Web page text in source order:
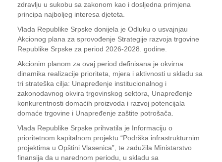
zdravlju u sukobu sa zakonom kao i dosljedna primjena
principa najboljeg interesa djeteta.
Vlada Republike Srpske donijela je Odluku o usvajnjau
Akcionog plana za sprovođenje Strategije razvoja trgovine
Republike Srpske za period 2026-2028. godine.
Akcionim planom za ovaj period definisana je okvirna
dinamika realizacije prioriteta, mjera i aktivnosti u skladu sa
tri strateška cilja: Unapređenje institucionalnog i
zakonodavnog okvira trgovinskog sektora, Unapređenje
konkurentnosti domaćih proizvoda i razvoj potencijala
domaće trgovine i Unapređenje zaštite potrošača.
Vlada Republike Srpske prihvatila je Informaciju o
prioritetnom kapitalnom projektu “Podrška infrastrukturnim
projektima u Opštini Vlasenica”, te zadužila Ministarstvo
finansija da u narednom periodu, u skladu sa